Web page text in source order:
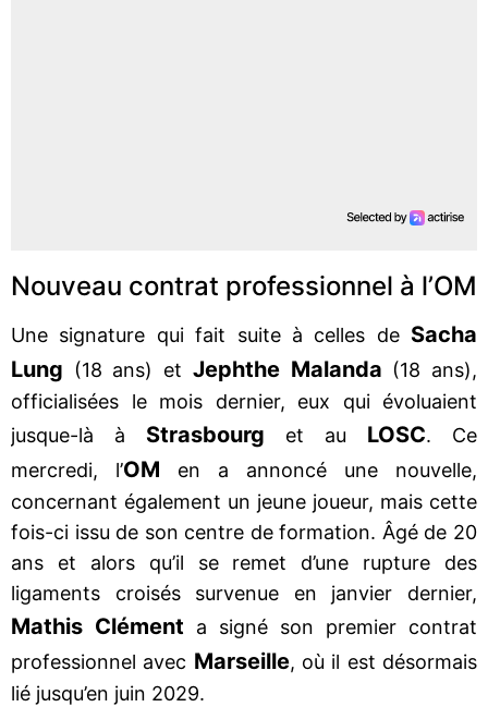
Nouveau contrat professionnel à l’OM
Une signature qui fait suite à celles de Sacha
Lung (18 ans) et Jephthe Malanda (18 ans),
officialisées le mois dernier, eux qui évoluaient
jusque-là à Strasbourg et au LOSC. Ce
mercredi, l’OM en a annoncé une nouvelle,
concernant également un jeune joueur, mais cette
fois-ci issu de son centre de formation. Âgé de 20
ans et alors qu’il se remet d’une rupture des
ligaments croisés survenue en janvier dernier,
Mathis Clément a signé son premier contrat
professionnel avec Marseille, où il est désormais
lié jusqu’en juin 2029.